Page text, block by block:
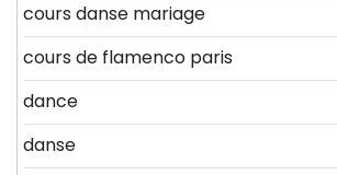
cours danse mariage
cours de flamenco paris
dance
danse